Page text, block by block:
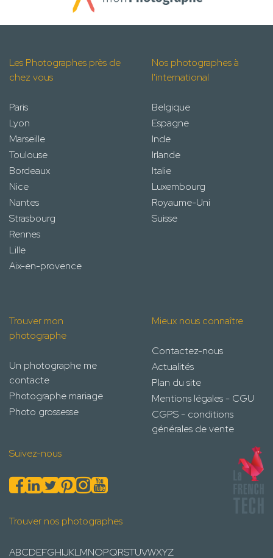
Les Photographes près de
chez vous
Paris
Lyon
Marseille
Toulouse
Bordeaux
Nice
Nantes
Strasbourg
Rennes
Lille
Aix-en-provence
Nos photographes à
l'international
Belgique
Espagne
Inde
Irlande
Italie
Luxembourg
Royaume-Uni
Suisse
Trouver mon
photographe
Un photographe me
contacte
Photographe mariage
Photo grossesse
Mieux nous connaître
Contactez-nous
Actualités
Plan du site
Mentions légales - CGU
CGPS - conditions
générales de vente
Suivez-nous
Trouver nos photographes
ABCDEFGHIJKLMNOPQRSTUVWXYZ